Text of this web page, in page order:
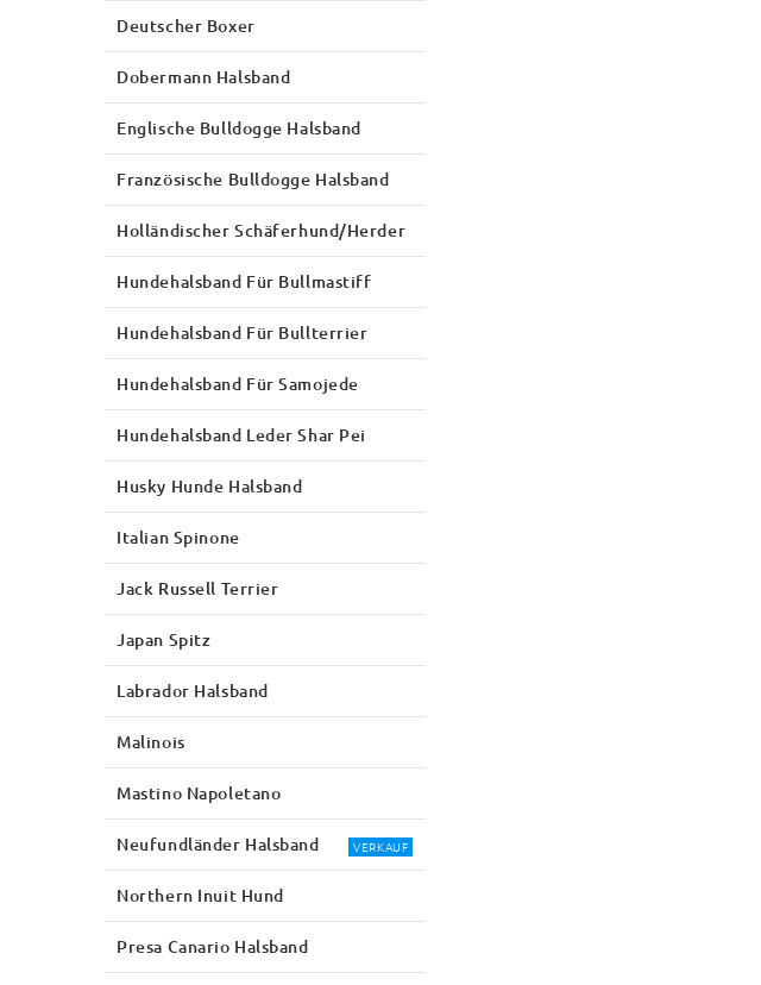
Deutscher Boxer
Dobermann Halsband
Englische Bulldogge Halsband
Französische Bulldogge Halsband
Holländischer Schäferhund/Herder
Hundehalsband Für Bullmastiff
Hundehalsband Für Bullterrier
Hundehalsband Für Samojede
Hundehalsband Leder Shar Pei
Husky Hunde Halsband
Italian Spinone
Jack Russell Terrier
Japan Spitz
Labrador Halsband
Malinois
Mastino Napoletano
Neufundländer Halsband VERKAUF
Northern Inuit Hund
Presa Canario Halsband